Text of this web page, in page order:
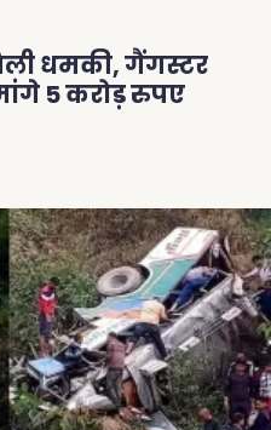
धमकी, गैंगस्टर
5 करोड़ रुपए